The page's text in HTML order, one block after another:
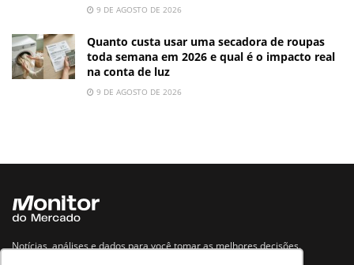
9 DE AGOSTO DE 2026
Quanto custa usar uma secadora de roupas
toda semana em 2026 e qual é o impacto real
na conta de luz
9 DE AGOSTO DE 2026
Notícias, análises e dados para você tomar as melhores decisões.